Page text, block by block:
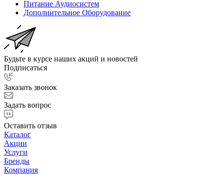
Питание Аудиосистем
Дополнительное Оборудование
Будьте в курсе наших акций и новостей
Подписаться
Заказать звонок
Задать вопрос
Оставить отзыв
Каталог
Акции
Услуги
Бренды
Компания